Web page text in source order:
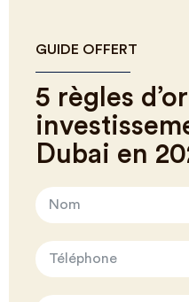
GUIDE OFFERT
5 règles
Dubai en